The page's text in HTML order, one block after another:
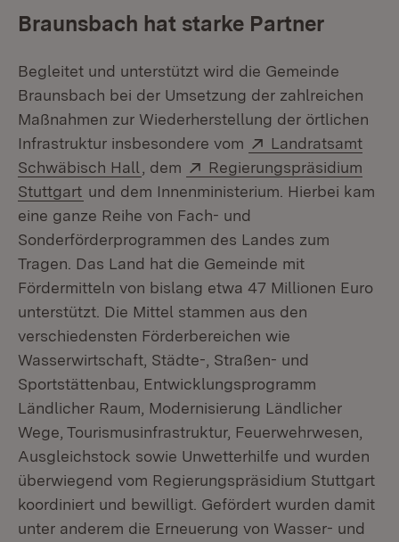
Braunsbach hat starke Partner
Begleitet und unterstützt wird die Gemeinde
Braunsbach bei der Umsetzung der zahlreichen
Maßnahmen zur Wiederherstellung der örtlichen
Infrastruktur insbesondere vom
Extern:
Landratsamt
Schwäbisch Hall (Öffnet in neuem Fenster)
, dem Extern:
Regierungspräsidium
Stuttgart (Öffnet in neuem Fenster)
und dem Innenministerium. Hierbei kam
eine ganze Reihe von Fach- und
Sonderförderprogrammen des Landes zum
Tragen. Das Land hat die Gemeinde mit
Fördermitteln von bislang etwa 47 Millionen Euro
unterstützt. Die Mittel stammen aus den
verschiedensten Förderbereichen wie
Wasserwirtschaft, Städte-, Straßen- und
Sportstättenbau, Entwicklungsprogramm
Ländlicher Raum, Modernisierung Ländlicher
Wege, Tourismusinfrastruktur, Feuerwehrwesen,
Ausgleichstock sowie Unwetterhilfe und wurden
überwiegend vom Regierungspräsidium Stuttgart
koordiniert und bewilligt. Gefördert wurden damit
unter anderem die Erneuerung von Wasser- und